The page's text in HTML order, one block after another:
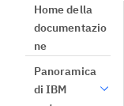
Home della
documentazio
ne
Panoramica
di IBM